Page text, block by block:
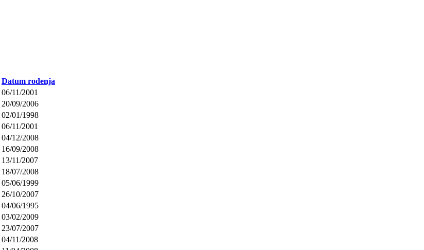
Datum rođenja
06/11/2001
20/09/2006
02/01/1998
06/11/2001
04/12/2008
16/09/2008
13/11/2007
18/07/2008
05/06/1999
26/10/2007
04/06/1995
03/02/2009
23/07/2007
04/11/2008